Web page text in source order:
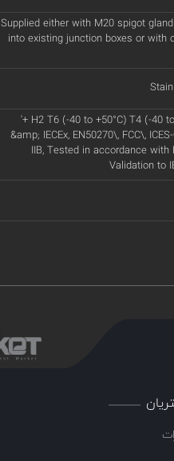
Supplied either with M20 spigot
into existing junction boxes or with
'+ H2 T6 (-40 to +50°C) T4 (-40
&amp; IECEx, EN50270\, FCC\,
IIB, Tested in accordance with
Validation to